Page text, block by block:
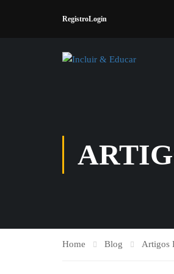
RegistroLogin
Home Blog Artigos